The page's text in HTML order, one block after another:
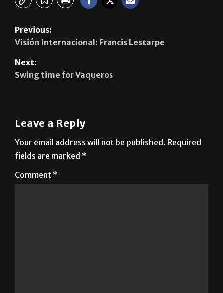
Previous:
Visión Internacional: Francis Lestarpe
Next:
Swing time for Vaqueros
Leave a Reply
Your email address will not be published. Required
fields are marked *
Comment *